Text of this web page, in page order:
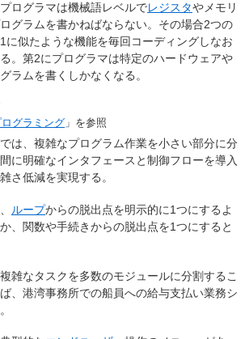
ログラマは機械語レベルでレジスタやメモリ
グラムを書かねばならない。その場合2つの
に似たような機能を毎回コーディングしなお
。第2にプログラマは特定のハードウェアや
ラムを書くしかなくなる。
グラミング 」を参照
は、複雑なプログラム作業を小さい部分に分
に明確なインタフェースと制御フローを導入
さ低減を実現する。
ループからの脱出点を明示的に1つにするよ
、関数や手続きからの脱出点を1つにすると
雑なタスクを多数のモジュールに分割するこ
、港湾事務所での船員への給与支払い業務シ